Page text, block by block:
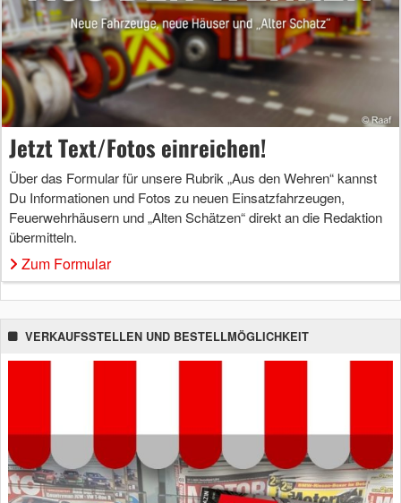
Jetzt Text/Fotos einreichen!
Über das Formular für unsere Rubrik „Aus den Wehren“ kannst
Du Informationen und Fotos zu neuen Einsatzfahrzeugen,
Feuerwehrhäusern und „Alten Schätzen“ direkt an die Redaktion
übermitteln.
Zum Formular
VERKAUFSSTELLEN UND BESTELLMÖGLICHKEIT